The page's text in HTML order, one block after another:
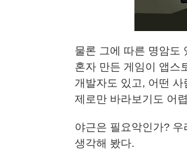
물론 그에 따른 명암도
혼자 만든 게임이 앱스
개발자도 있고, 어떤
제로만 바라보기도 어
야근은 필요악인가?
생각해 봤다.